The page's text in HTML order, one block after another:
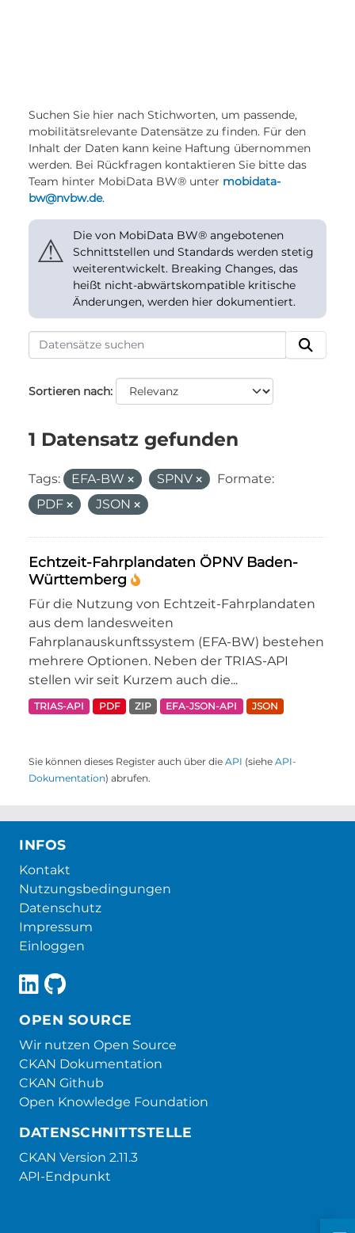
Suchen Sie hier nach Stichworten, um passende,
mobilitätsrelevante Datensätze zu finden. Für den
Inhalt der Daten kann keine Haftung übernommen
werden. Bei Rückfragen kontaktieren Sie bitte das
Team hinter MobiData BW® unter mobidata-
bw@nvbw.de.
⚠
Die von MobiData BW® angebotenen
Schnittstellen und Standards werden stetig
weiterentwickelt. Breaking Changes, das
heißt nicht-abwärtskompatible kritische
Änderungen, werden hier dokumentiert.
Sortieren nach
1 Datensatz gefunden
Tags: EFA-BW SPNV
Formate:
PDF
JSON
Echtzeit-Fahrplandaten ÖPNV Baden-
Württemberg
Für die Nutzung von Echtzeit-Fahrplandaten
aus dem landesweiten
Fahrplanauskunftssystem (EFA-BW) bestehen
mehrere Optionen. Neben der TRIAS-API
stellen wir seit Kurzem auch die...
TRIAS-API PDF ZIP EFA-JSON-API JSON
Sie können dieses Register auch über die API (siehe API-
Dokumentation) abrufen.
INFOS
Kontakt
Nutzungsbedingungen
Datenschutz
Impressum
Einloggen
OPEN SOURCE
Wir nutzen Open Source
CKAN Dokumentation
CKAN Github
Open Knowledge Foundation
DATENSCHNITTSTELLE
CKAN Version 2.11.3
API-Endpunkt